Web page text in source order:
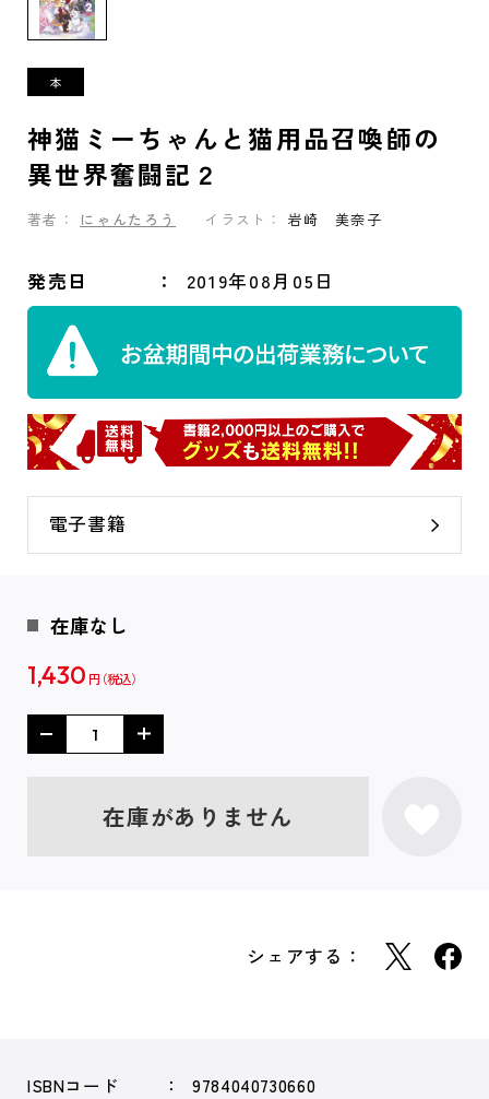
神猫ミーちゃんと猫用品召喚師の
異世界奮闘記２
著者： にゃんたろう イラスト： 岩崎 美奈子
発売日 2019年08月05日
電子書籍
在庫なし
1,430 円
在庫がありません
シェアする：
ISBNコード
9784040730660